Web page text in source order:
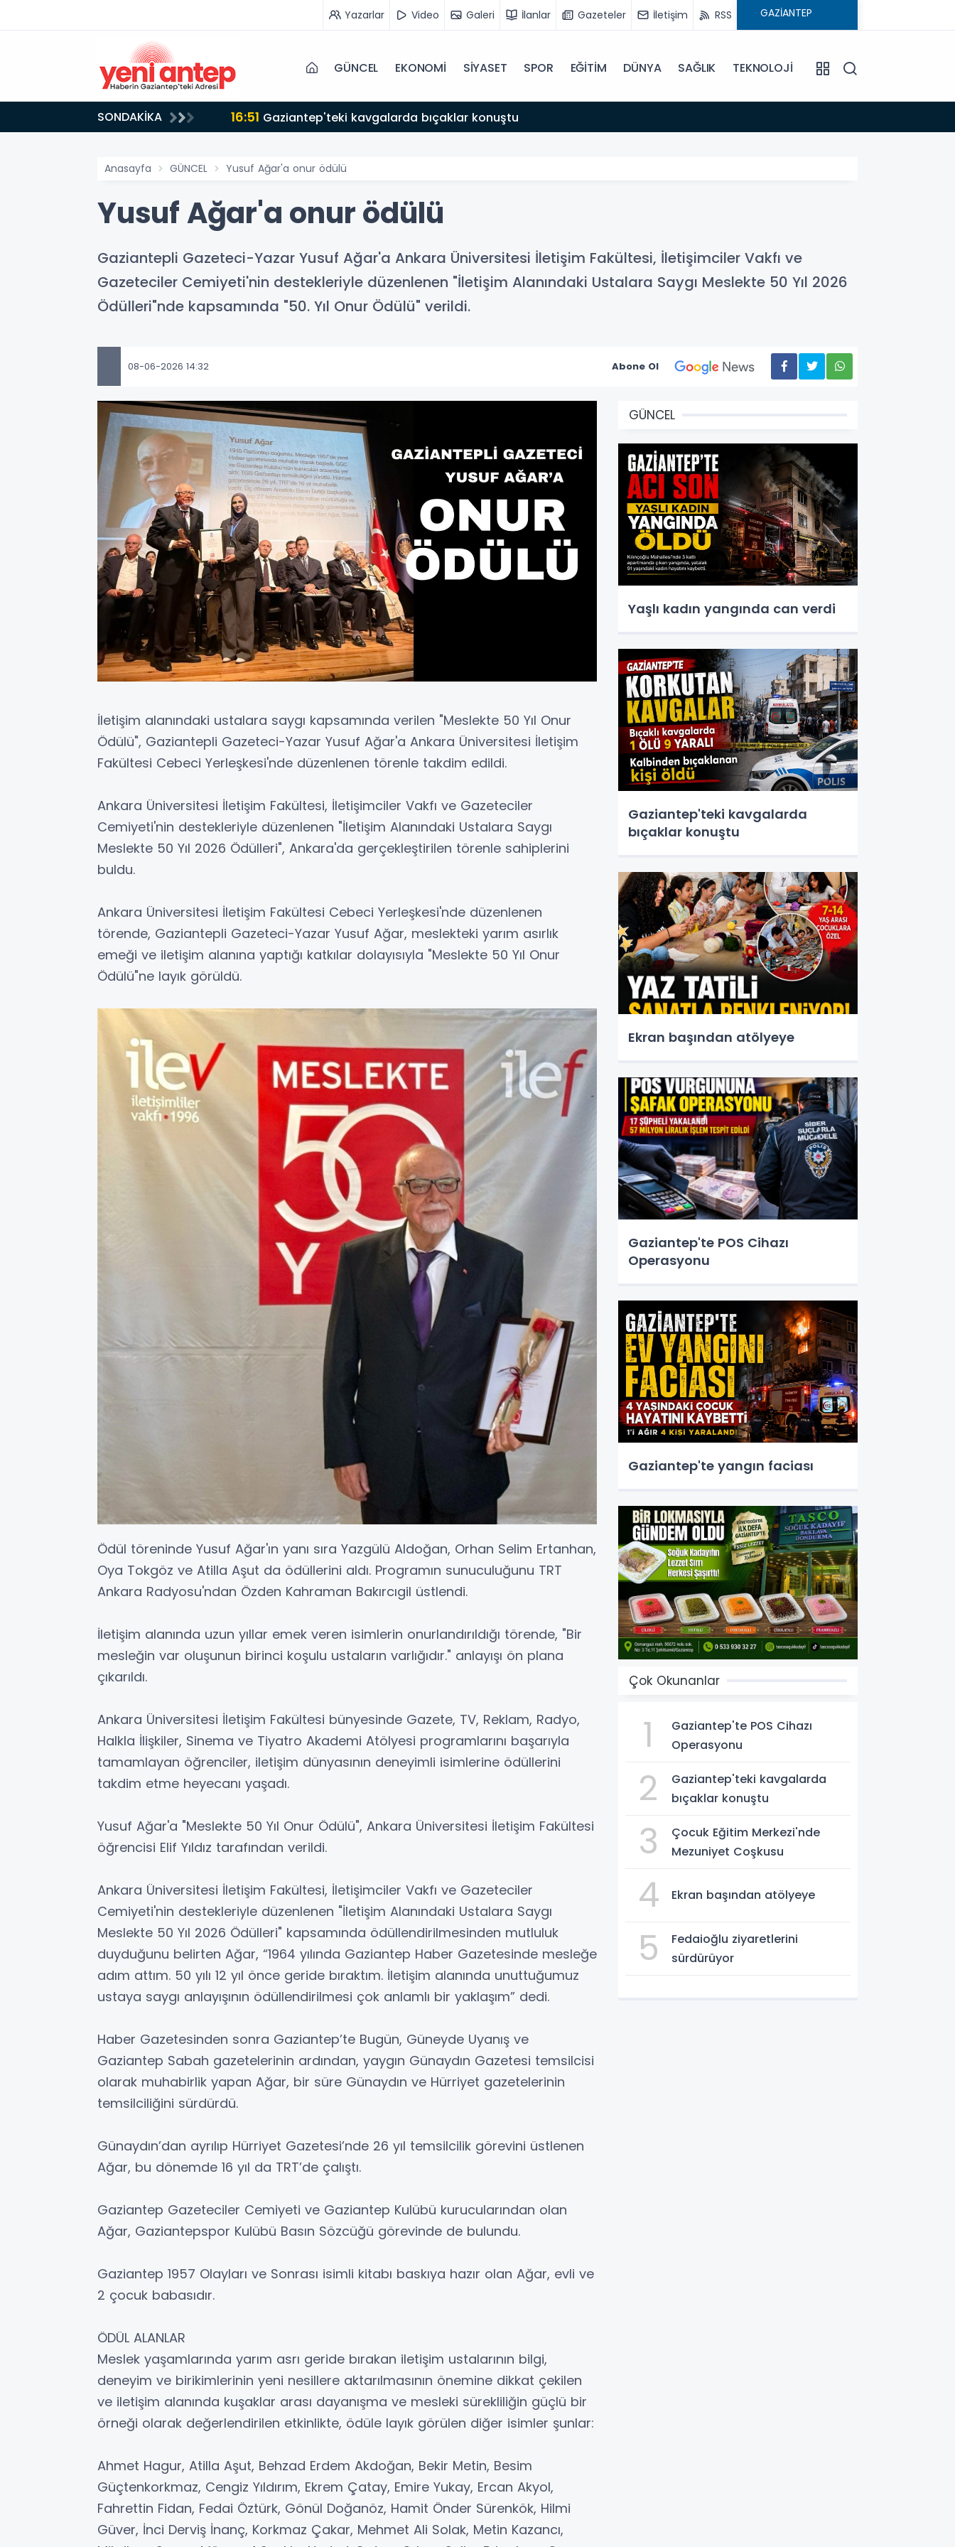
Yazarlar Video Galeri İlanlar Gazeteler İletişim RSS
GÜNCEL EKONOMİ SİYASET SPOR EĞİTİM DÜNYA SAĞLIK TEKNOLOJİ
SONDAKİKA 16:02 Çocuk Eğitim Merkezi'nde Mezuniyet Coşkusu
Anasayfa GÜNCEL Yusuf Ağar'a onur ödülü
Yusuf Ağar'a onur ödülü
Gaziantepli Gazeteci-Yazar Yusuf Ağar'a Ankara Üniversitesi İletişim Fakültesi, İletişimciler Vakfı ve
Gazeteciler Cemiyeti'nin destekleriyle düzenlenen "İletişim Alanındaki Ustalara Saygı Meslekte 50 Yıl 2026
Ödülleri"nde kapsamında "50. Yıl Onur Ödülü" verildi.
08-06-2026 14:32 Abone Ol
İletişim alanındaki ustalara saygı kapsamında verilen "Meslekte 50 Yıl Onur
Ödülü", Gaziantepli Gazeteci-Yazar Yusuf Ağar'a Ankara Üniversitesi İletişim
Fakültesi Cebeci Yerleşkesi'nde düzenlenen törenle takdim edildi.
Ankara Üniversitesi İletişim Fakültesi, İletişimciler Vakfı ve Gazeteciler
Cemiyeti'nin destekleriyle düzenlenen "İletişim Alanındaki Ustalara Saygı
Meslekte 50 Yıl 2026 Ödülleri", Ankara'da gerçekleştirilen törenle sahiplerini
buldu.
Ankara Üniversitesi İletişim Fakültesi Cebeci Yerleşkesi'nde düzenlenen
törende, Gaziantepli Gazeteci-Yazar Yusuf Ağar, meslekteki yarım asırlık
emeği ve iletişim alanına yaptığı katkılar dolayısıyla "Meslekte 50 Yıl Onur
Ödülü"ne layık görüldü.
Ödül töreninde Yusuf Ağar'ın yanı sıra Yazgülü Aldoğan, Orhan Selim Ertanhan,
Oya Tokgöz ve Atilla Aşut da ödüllerini aldı. Programın sunuculuğunu TRT
Ankara Radyosu'ndan Özden Kahraman Bakırcıgil üstlendi.
İletişim alanında uzun yıllar emek veren isimlerin onurlandırıldığı törende, "Bir
mesleğin var oluşunun birinci koşulu ustaların varlığıdır." anlayışı ön plana
çıkarıldı.
Ankara Üniversitesi İletişim Fakültesi bünyesinde Gazete, TV, Reklam, Radyo,
Halkla İlişkiler, Sinema ve Tiyatro Akademi Atölyesi programlarını başarıyla
tamamlayan öğrenciler, iletişim dünyasının deneyimli isimlerine ödüllerini
takdim etme heyecanı yaşadı.
Yusuf Ağar'a "Meslekte 50 Yıl Onur Ödülü", Ankara Üniversitesi İletişim Fakültesi
öğrencisi Elif Yıldız tarafından verildi.
Ankara Üniversitesi İletişim Fakültesi, İletişimciler Vakfı ve Gazeteciler
Cemiyeti'nin destekleriyle düzenlenen "İletişim Alanındaki Ustalara Saygı
Meslekte 50 Yıl 2026 Ödülleri" kapsamında ödüllendirilmesinden mutluluk
duyduğunu belirten Ağar, “1964 yılında Gaziantep Haber Gazetesinde mesleğe
adım attım. 50 yılı 12 yıl önce geride bıraktım. İletişim alanında unuttuğumuz
ustaya saygı anlayışının ödüllendirilmesi çok anlamlı bir yaklaşım” dedi.
Haber Gazetesinden sonra Gaziantep’te Bugün, Güneyde Uyanış ve
Gaziantep Sabah gazetelerinin ardından, yaygın Günaydın Gazetesi temsilcisi
olarak muhabirlik yapan Ağar, bir süre Günaydın ve Hürriyet gazetelerinin
temsilciliğini sürdürdü.
Günaydın’dan ayrılıp Hürriyet Gazetesi’nde 26 yıl temsilcilik görevini üstlenen
Ağar, bu dönemde 16 yıl da TRT’de çalıştı.
Gaziantep Gazeteciler Cemiyeti ve Gaziantep Kulübü kurucularından olan
Ağar, Gaziantepspor Kulübü Basın Sözcüğü görevinde de bulundu.
Gaziantep 1957 Olayları ve Sonrası isimli kitabı baskıya hazır olan Ağar, evli ve
2 çocuk babasıdır.
ÖDÜL ALANLAR
Meslek yaşamlarında yarım asrı geride bırakan iletişim ustalarının bilgi,
deneyim ve birikimlerinin yeni nesillere aktarılmasının önemine dikkat çekilen
ve iletişim alanında kuşaklar arası dayanışma ve mesleki sürekliliğin güçlü bir
örneği olarak değerlendirilen etkinlikte, ödüle layık görülen diğer isimler şunlar:
Ahmet Hagur, Atilla Aşut, Behzad Erdem Akdoğan, Bekir Metin, Besim
Güçtenkorkmaz, Cengiz Yıldırım, Ekrem Çatay, Emire Yukay, Ercan Akyol,
Fahrettin Fidan, Fedai Öztürk, Gönül Doğanöz, Hamit Önder Sürenkök, Hilmi
Güver, İnci Derviş İnanç, Korkmaz Çakar, Mehmet Ali Solak, Metin Kazancı,
GÜNCEL
Yaşlı kadın yangında can verdi
Gaziantep'teki kavgalarda
bıçaklar konuştu
Ekran başından atölyeye
Gaziantep'te POS Cihazı
Operasyonu
Gaziantep'te yangın faciası
Çok Okunanlar
1
Gaziantep'te POS Cihazı
Operasyonu
2
Gaziantep'teki kavgalarda
bıçaklar konuştu
3
Çocuk Eğitim Merkezi'nde
Mezuniyet Coşkusu
4 Ekran başından atölyeye
5
Fedaioğlu ziyaretlerini
sürdürüyor